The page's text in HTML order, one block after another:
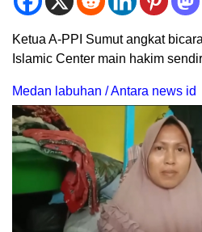
Ketua A-PPI Sumut angkat
Islamic Center main hakim
Medan labuhan / Antara news id